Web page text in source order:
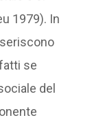
1979). In
se
del